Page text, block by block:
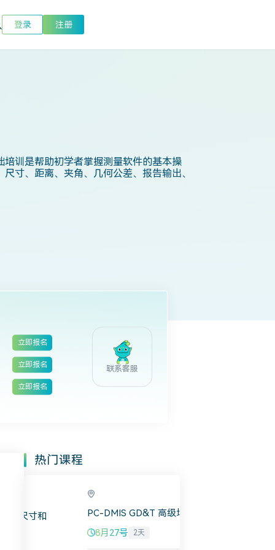
登录 注册
训是帮助初学者掌握测量软件的基本操
寸、距离、夹角、几何公差、报告输出、
立即报名
立即报名
立即报名
联系客服
热门课程
ASME/ISO GD&T 几何尺寸和
公差高级培训